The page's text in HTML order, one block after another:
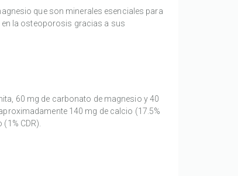
que son minerales esenciales para
en la osteoporosis gracias a sus
60 mg de carbonato de magnesio y 40
140 mg de calcio (17.5%
CDR).